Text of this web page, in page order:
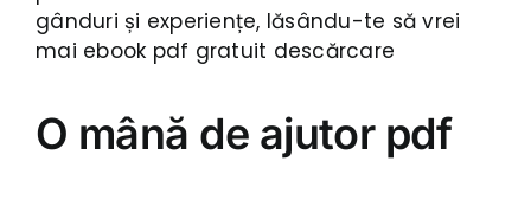
gânduri și experiențe, lăsându-te să vrei
mai ebook pdf gratuit descărcare
O mână de ajutor pdf